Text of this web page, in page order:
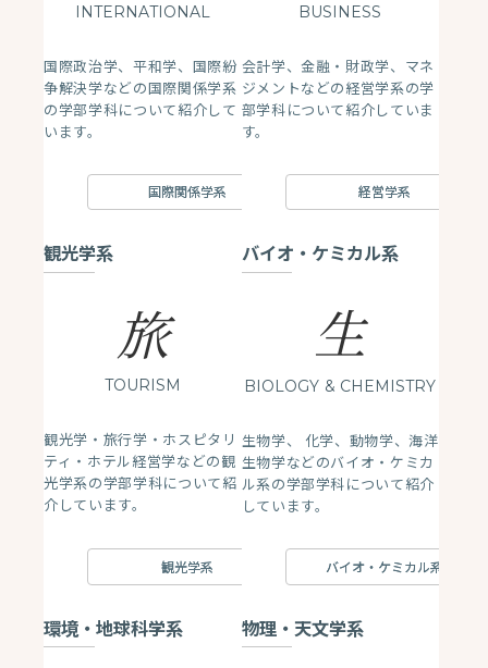
INTERNATIONAL
国際政治学、平和学、国際紛
争解決学などの国際関係学系
の学部学科について紹介して
います。
国際関係学系
BUSINESS
会計学、金融・財政学、マネ
ジメントなどの経営学系の学
部学科について紹介していま
す。
経営学系
観光学系
旅
TOURISM
観光学・旅行学・ホスピタリ
ティ・ホテル経営学などの観
光学系の学部学科について紹
介しています。
観光学系
バイオ・ケミカル系
生
BIOLOGY & CHEMISTRY
生物学、 化学、動物学、海洋
生物学などのバイオ・ケミカ
ル系の学部学科について紹介
しています。
バイオ・ケミカル系
環境・地球科学系 物理・天文学系